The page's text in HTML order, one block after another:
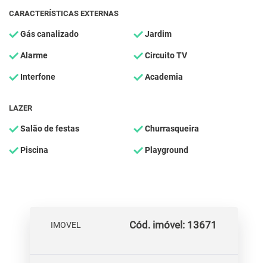
CARACTERÍSTICAS EXTERNAS
Gás canalizado Jardim
Alarme Circuito TV
Interfone Academia
LAZER
Salão de festas Churrasqueira
Piscina Playground
IMOVEL Cód. imóvel: 13671